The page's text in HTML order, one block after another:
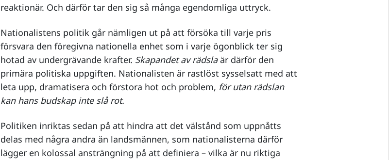
reaktionär. Och därför tar den sig så många egendomliga uttryck.
Nationalistens politik går nämligen ut på att försöka till varje pris
försvara den föregivna nationella enhet som i varje ögonblick ter sig
hotad av undergrävande krafter. Skapandet av rädslaär därför den
primära politiska uppgiften. Nationalisten är rastlöst sysselsatt med att
leta upp, dramatisera och förstora hot och problem, för utan rädslan
kan hans budskap inte slå rot.
Politiken inriktas sedan på att hindra att det välstånd som uppnåtts
delas med några andra än landsmännen, som nationalisterna därför
lägger en kolossal ansträngning på att definiera – vilka är nu riktiga